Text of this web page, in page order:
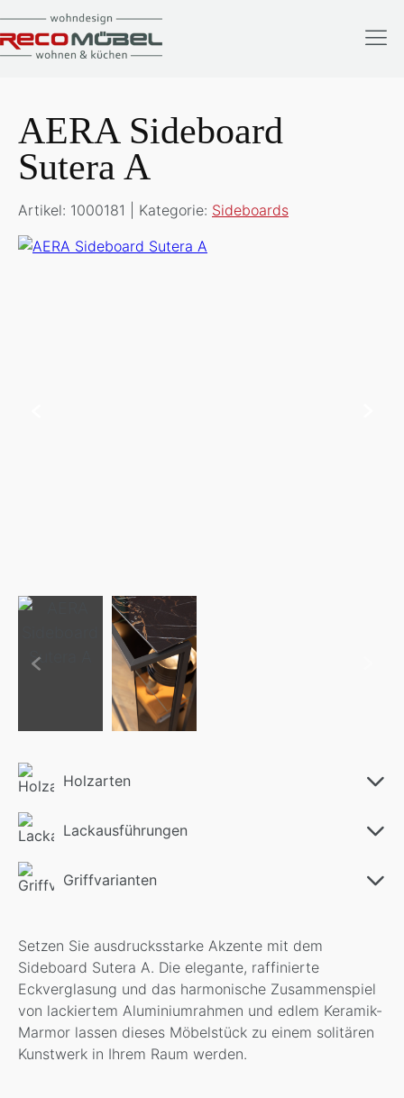
AERA Sideboard
Sutera A
Artikel: 1000181 | Kategorie: Sideboards
Holzarten
Lackausführungen
Griffvarianten
Setzen Sie ausdrucksstarke Akzente mit dem
Sideboard Sutera A. Die elegante, raffinierte
Eckverglasung und das harmonische Zusammenspiel
von lackiertem Aluminiumrahmen und edlem Keramik-
Marmor lassen dieses Möbelstück zu einem solitären
Kunstwerk in Ihrem Raum werden.